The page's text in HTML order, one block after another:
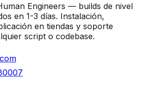
Engineers — builds de nivel
en 1-3 días. Instalación,
en tiendas y soporte
script o codebase.